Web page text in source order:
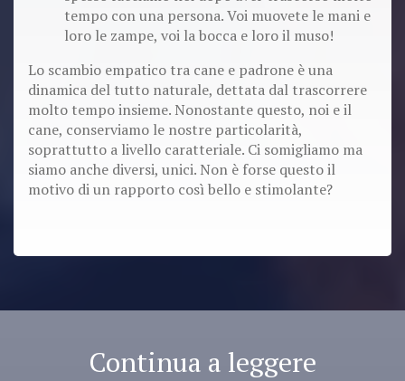
tempo con una persona. Voi muovete le mani e
loro le zampe, voi la bocca e loro il muso!
Lo scambio empatico tra cane e padrone è una
dinamica del tutto naturale, dettata dal trascorrere
molto tempo insieme. Nonostante questo, noi e il
cane, conserviamo le nostre particolarità,
soprattutto a livello caratteriale. Ci somigliamo ma
siamo anche diversi, unici. Non è forse questo il
motivo di un rapporto così bello e stimolante?
Continua a leggere